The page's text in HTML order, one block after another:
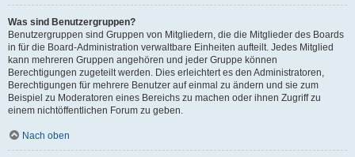
Was sind Benutzergruppen?
Benutzergruppen sind Gruppen von Mitgliedern, die die Mitglieder des Boards
in für die Board-Administration verwaltbare Einheiten aufteilt. Jedes Mitglied
kann mehreren Gruppen angehören und jeder Gruppe können
Berechtigungen zugeteilt werden. Dies erleichtert es den Administratoren,
Berechtigungen für mehrere Benutzer auf einmal zu ändern und sie zum
Beispiel zu Moderatoren eines Bereichs zu machen oder ihnen Zugriff zu
einem nichtöffentlichen Forum zu geben.
Nach oben